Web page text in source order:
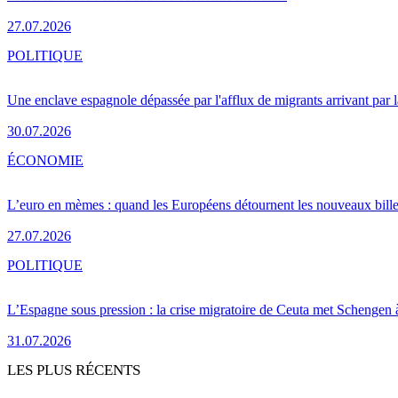
27.07.2026
Une enclave espagnole dépassée par l'afflux de migrants arrivant par
30.07.2026
POLITIQUE
L’euro en mèmes : quand les Européens détournent les nouveaux
27.07.2026
ÉCONOMIE
L’Espagne sous pression : la crise migratoire de Ceuta met Schengen
31.07.2026
POLITIQUE
LES PLUS RÉCENTS